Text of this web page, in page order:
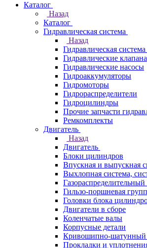
Каталог
Назад
Каталог
Гидравлическая система
Назад
Гидравлическая система
Гидравлические клапана
Гидравлические насосы
Гидроаккумуляторы
Гидромоторы
Гидрораспределители
Гидроцилиндры
Прочие запчасти
Ремкомплекты
Двигатель
Назад
Двигатель
Блоки цилиндров
Впускная и выпускная
Выхлопная система,
Гильзо-поршневая
Головки блока
Двигатели в сборе
Коленчатые валы
Корпусные детали
Кривошипно-шатунный
Прокладки и